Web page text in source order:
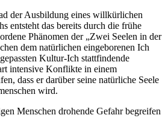
der Ausbildung eines willkürlichen
entsteht das bereits durch die frühe
Phänomen der „Zwei Seelen in der
dem natürlichen eingeborenen Ich
Kultur-Ich stattfindende
intensive Konflikte in einem
dass er darüber seine natürliche Seele
wird.
Menschen drohende Gefahr begreifen